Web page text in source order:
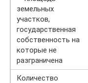
земельных
участков,
государственная
собственность на
которые не
разграничена
Количество